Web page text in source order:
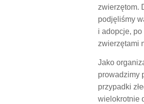
zwierzętom.
podjęliśmy
i adopcje,
zwierzętami
Jako
prowadzimy
przypadki
wielokrotnie